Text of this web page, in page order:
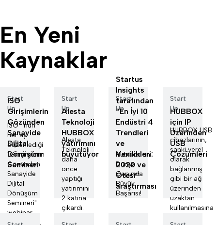
En Yeni
Kaynaklar
Start
Up
ISO
Girişimlerin
Gözünden
Sanayide
Dijital
Dönüşüm
Semineri
ISO ' nun
her ay
düzenlediği
"Girişimlerin
Gözünden
Sanayide
Dijital
Dönüşüm
Semineri"
webinar
programı...
Start
Up
Alesta
Teknoloji
HUBBOX
yatırımını
büyütüyor
Alesta
Teknoloji
daha
önce
yaptığı
yatırımını
2 katına
çıkardı.
Start
Up
Startus
Insights
tarafından
‘’En İyi 10
Endüstri 4
Trendleri
ve
Yenilikleri:
2020 ve
Ötesi’’
araştırması
Hubbox’un
Dünya
Çapında
Büyük
Başarısı!
Start
Up
HUBBOX
için IP
Üzerinden
USB
Çözümleri
HUBBOX USB
cihazlarının,
sanki yerel
olarak
bağlanmış
gibi bir ağ
üzerinden
uzaktan
kullanılmasına